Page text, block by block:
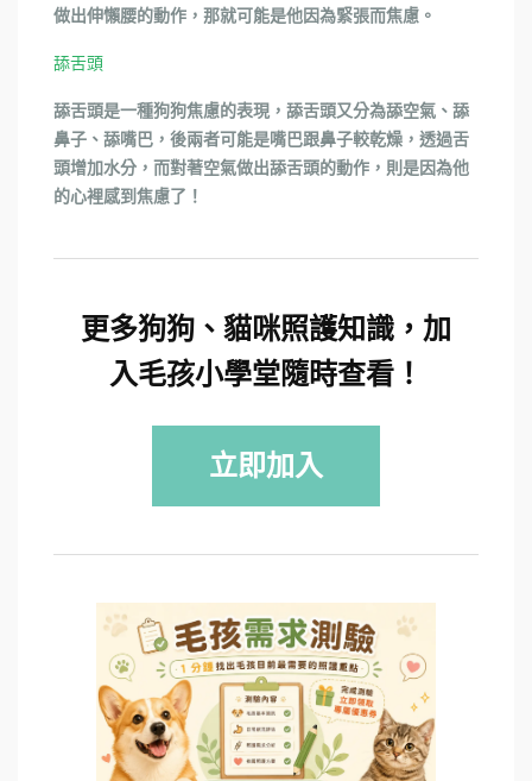
做出伸懶腰的動作，那就可能是他因為緊張而焦慮。
舔舌頭
舔舌頭是一種狗狗焦慮的表現，舔舌頭又分為舔空氣、舔
鼻子、舔嘴巴，後兩者可能是嘴巴跟鼻子較乾燥，透過舌
頭增加水分，而對著空氣做出舔舌頭的動作，則是因為他
的心裡感到焦慮了！
更多狗狗、貓咪照護知識，加
入毛孩小學堂隨時查看！
立即加入